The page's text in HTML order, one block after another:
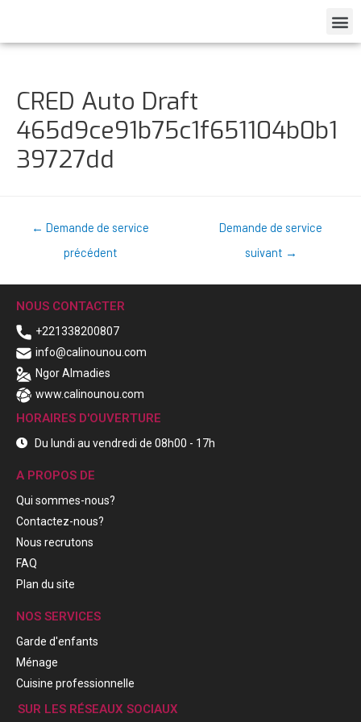
CRED Auto Draft
465d9ce91b75c1f651104b0b1
39727dd
← Demande de service
précédent
Demande de service
suivant →
NOUS CONTACTER
+221338200807
info@calinounou.com
Ngor Almadies
www.calinounou.com
HORAIRES D'OUVERTURE
Du lundi au vendredi de 08h00 - 17h
A PROPOS DE
Qui sommes-nous?
Contactez-nous?
Nous recrutons
FAQ
Plan du site
NOS SERVICES
Garde d'enfants
Ménage
Cuisine professionnelle
SUR LES RÉSEAUX SOCIAUX